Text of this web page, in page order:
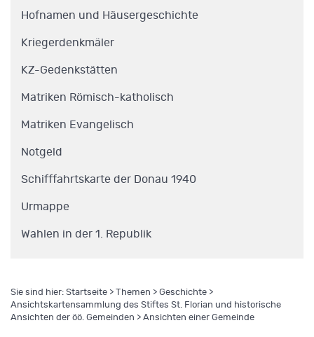
Hofnamen und Häusergeschichte
Kriegerdenkmäler
KZ-Gedenkstätten
Matriken Römisch-katholisch
Matriken Evangelisch
Notgeld
Schifffahrtskarte der Donau 1940
Urmappe
Wahlen in der 1. Republik
Sie sind hier: Startseite > Themen > Geschichte >
Ansichtskartensammlung des Stiftes St. Florian und historische
Ansichten der öö. Gemeinden > Ansichten einer Gemeinde